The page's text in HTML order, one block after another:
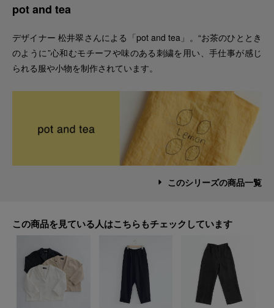
pot and tea
デザイナー 松井翠さんによる「pot and tea」。“お茶のひととき
のように”心和むモチーフや味のある刺繍を用い、手仕事が感じ
られる服や小物を制作されています。
このシリーズの商品一覧
この商品を見ている人はこちらもチェックしています